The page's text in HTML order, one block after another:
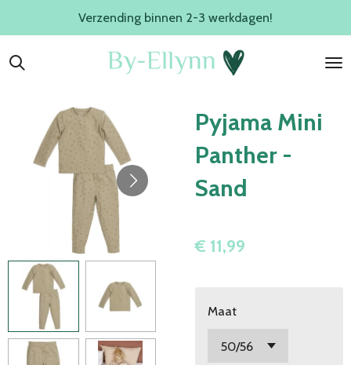
naar
hoofdinhoud
Verzending binnen 2-3 werkdagen!
Pyjama Mini
Panther -
Sand
€ 11,99
Maat